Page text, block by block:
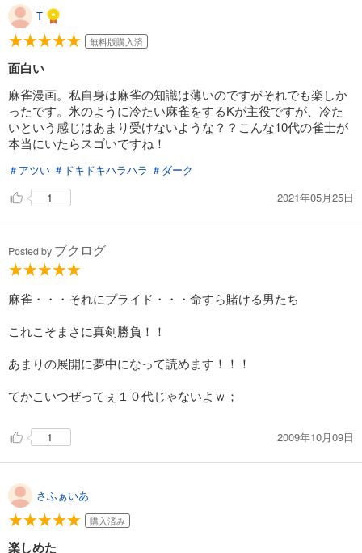
T
無料版購入済
面白い
麻雀漫画。私自身は麻雀の知識は薄いのですがそれでも楽しか
ったです。氷のように冷たい麻雀をするKが主役ですが、冷た
いという感じはあまり受けないような？？こんな10代の雀士が
本当にいたらスゴいですね！
＃アツい ＃ドキドキハラハラ ＃ダーク
1
2021年05月25日
Posted by ブクログ
麻雀・・・それにプライド・・・命すら賭ける男たち
これこそまさに真剣勝負！！
あまりの展開に夢中になって読めます！！！
てかこいつぜってぇ１０代じゃないよｗ；
1 2009年10月09日
さふぁいあ
購入済み
楽しめた